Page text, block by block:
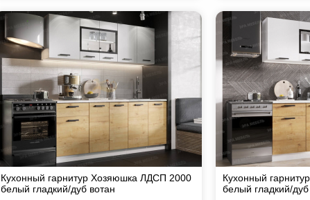
Кухонный гарнитур Хозяюшка ЛДСП 2000
белый гладкий/дуб вотан
Кухонный
белый гладкий/дуб